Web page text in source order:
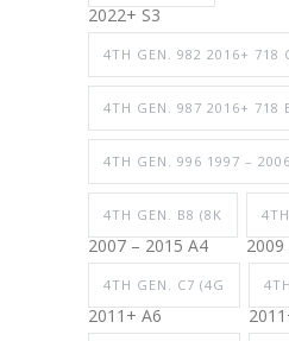
2022+ S3
4TH GEN. 982 2016+ 718
4TH GEN. 987 2016+ 718
4TH GEN. 996 1997 –
4TH GEN. B8 (8K
2007 – 2015 A4 2009
4TH GEN. C7 (4G
2011+ A6